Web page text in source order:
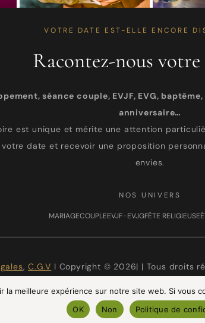
VOTRE DATE EST-ELLE ENCORE
Racontez-nous
séance couple, EVJF, EVG,
anniversaire…
est unique et mérite une attention
date et recevoir une proposition
envies.
NOS UNIVERS
MARIAGECOUPLEEVJF · EVJGFÊTE RELIGIEUSE
,C.G.V I Copyright © 2026| | Tous droits
FACEBOOK PINTEREST LINKEDIN
la meilleure expérience sur notre site web. Si
OK
Non Politique de